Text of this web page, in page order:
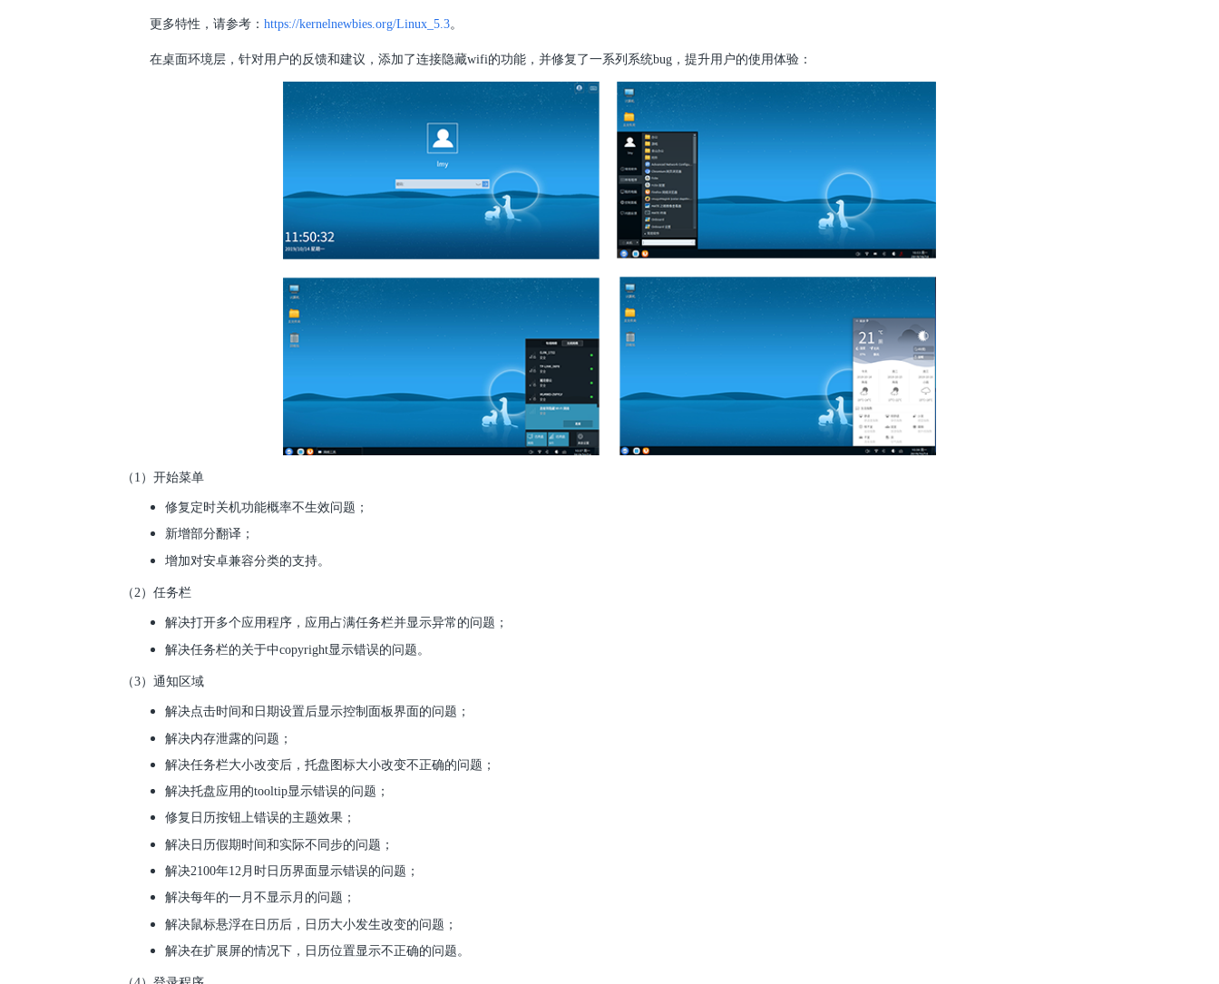
更多特性，请参考：https://kernelnewbies.org/Linux_5.3。
在桌面环境层，针对用户的反馈和建议，添加了连接隐藏wifi的功能，并修复了一系列系统bug，提升用户的使用体验：
（1）开始菜单
修复定时关机功能概率不生效问题；
新增部分翻译；
增加对安卓兼容分类的支持。
（2）任务栏
解决打开多个应用程序，应用占满任务栏并显示异常的问题；
解决任务栏的关于中copyright显示错误的问题。
（3）通知区域
解决点击时间和日期设置后显示控制面板界面的问题；
解决内存泄露的问题；
解决任务栏大小改变后，托盘图标大小改变不正确的问题；
解决托盘应用的tooltip显示错误的问题；
修复日历按钮上错误的主题效果；
解决日历假期时间和实际不同步的问题；
解决2100年12月时日历界面显示错误的问题；
解决每年的一月不显示月的问题；
解决鼠标悬浮在日历后，日历大小发生改变的问题；
解决在扩展屏的情况下，日历位置显示不正确的问题。